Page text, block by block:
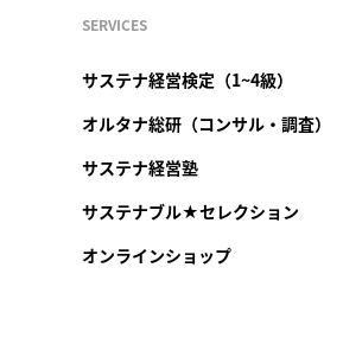
SERVICES
サステナ経営検定（1~4級）
オルタナ総研（コンサル・調査）
サステナ経営塾
サステナブル★セレクション
オンラインショップ